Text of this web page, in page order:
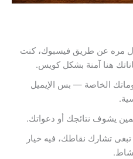
مره عن طريق فيسبوك، كنت
هنا آمنة بشكل كويس.
الخاصة — بس الإيميل
يشوف نتائجك أو دعواتك.
تشارك نقاطك، فيه خيار